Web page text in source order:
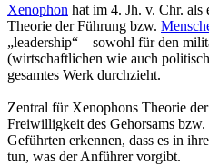
Xenophon hat im 4. Jh. v. Chr.
Theorie der Führung bzw.
„leadership“ – sowohl für den
(wirtschaftlichen wie auch
gesamtes Werk durchzieht.
Zentral für Xenophons Theorie
Freiwilligkeit des Gehorsams
Geführten erkennen, dass es in
tun, was der Anführer vorgibt.